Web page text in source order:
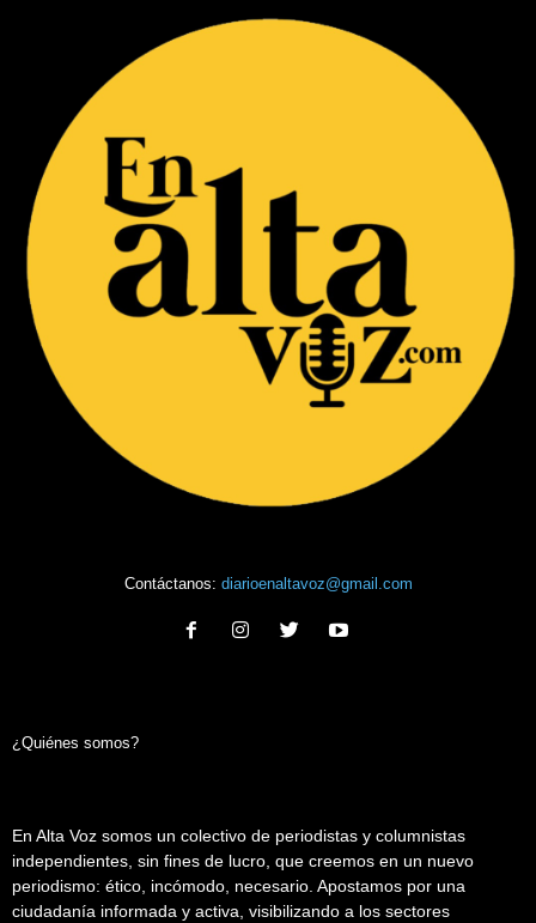
Contáctanos: diarioenaltavoz@gmail.com
¿Quiénes somos?
En Alta Voz somos un colectivo de periodistas y columnistas
independientes, sin fines de lucro, que creemos en un nuevo
periodismo: ético, incómodo, necesario. Apostamos por una
ciudadanía informada y activa, visibilizando a los sectores